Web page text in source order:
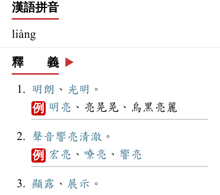
漢語拼音
liàng
釋 義 ▶️
明朗 、 光明 。
例 明亮 、亮晃晃、烏黑亮麗
聲音響亮 清澈 。
例 宏亮 、 嘹亮 、 響亮
顯露 、 展示 。